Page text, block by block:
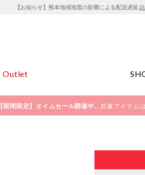
【お知らせ】熊本地域地震の影響による配送遅延
Outlet
【期間限定】タイムセール開催中。対象アイテムは